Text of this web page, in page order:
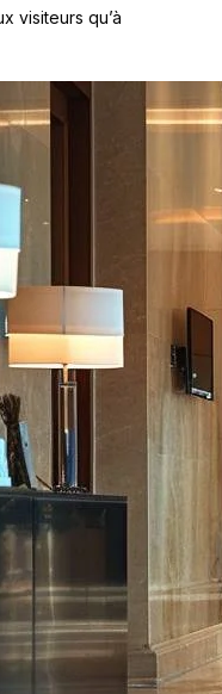
visiteurs qu’à